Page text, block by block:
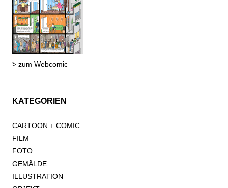
> zum Webcomic
KATEGORIEN
CARTOON + COMIC
FILM
FOTO
GEMÄLDE
ILLUSTRATION